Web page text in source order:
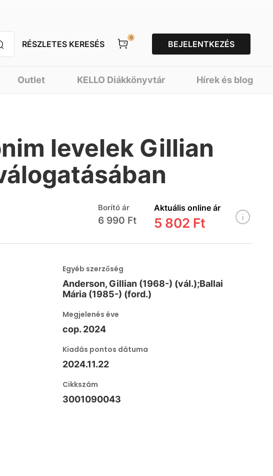
RÉSZLETES KERESÉS
0
BEJELENTKEZÉS
Outlet KELLO Diákkönyvtár Hírek és blog
levelek Gillian
Borító ár
6 990 Ft
Aktuális online ár
5 802 Ft
Egyéb szerzőség
Anderson, Gillian (1968-) (vál.);Ballai
Mária (1985-) (ford.)
Megjelenés éve
cop. 2024
Kiadás pontos dátuma
2024.11.22
Cikkszám
3001090043